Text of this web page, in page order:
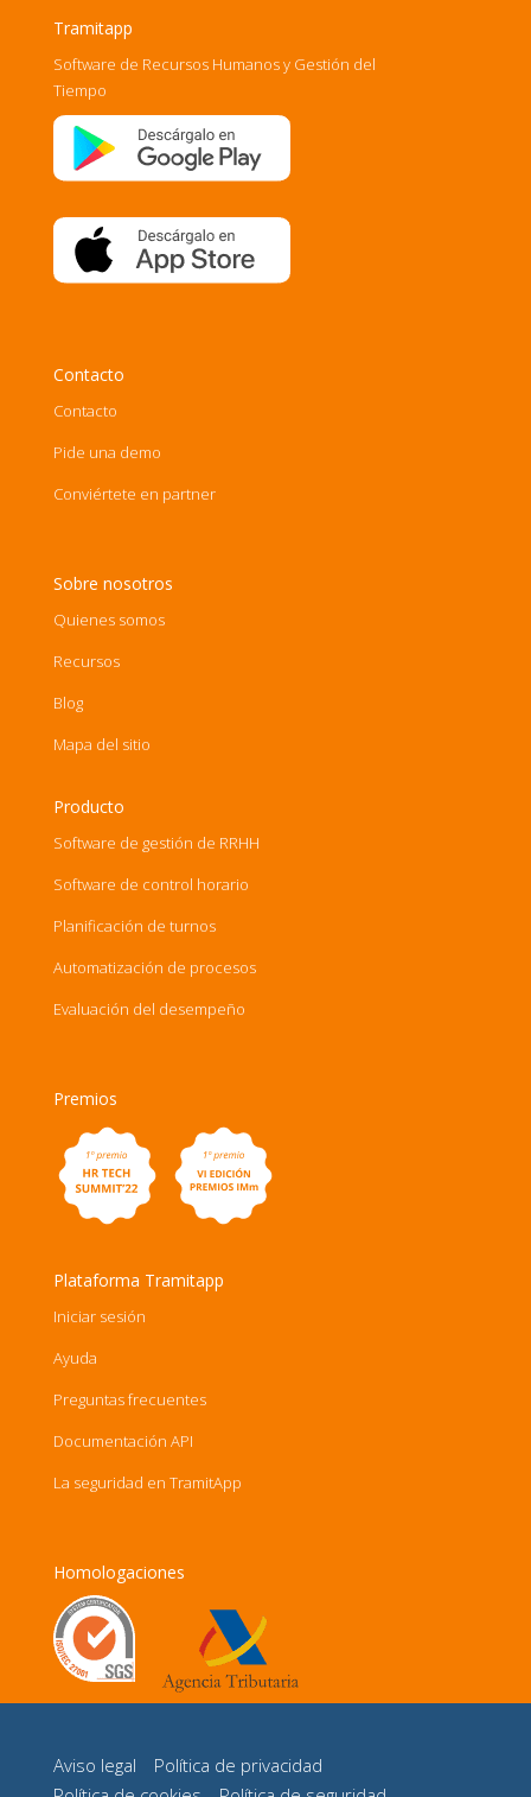
Tramitapp
Software de Recursos Humanos y Gestión del
Tiempo
Contacto
Contacto
Pide una demo
Conviértete en partner
Sobre nosotros
Quienes somos
Recursos
Blog
Mapa del sitio
Producto
Software de gestión de RRHH
Software de control horario
Planificación de turnos
Automatización de procesos
Evaluación del desempeño
Premios
Plataforma Tramitapp
Iniciar sesión
Ayuda
Preguntas frecuentes
Documentación API
La seguridad en TramitApp
Homologaciones
Aviso legal
Política de privacidad